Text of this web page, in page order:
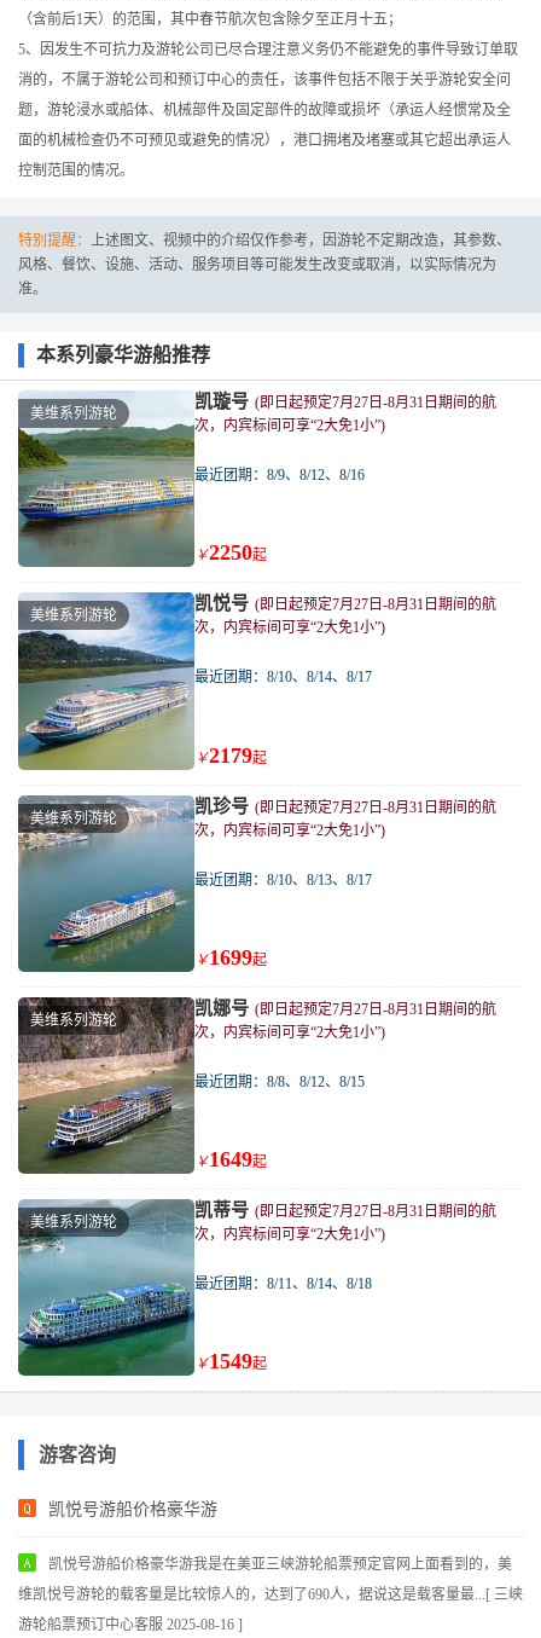
（含前后1天）的范围，其中春节航次包含除夕至正月十五；
5、因发生不可抗力及游轮公司已尽合理注意义务仍不能避免的事件导致订单取
消的，不属于游轮公司和预订中心的责任，该事件包括不限于关乎游轮安全问
题，游轮浸水或船体、机械部件及固定部件的故障或损坏（承运人经惯常及全
面的机械检查仍不可预见或避免的情况），港口拥堵及堵塞或其它超出承运人
控制范围的情况。
特别提醒： 上述图文、视频中的介绍仅作参考，因游轮不定期改造，其参数、
风格、餐饮、设施、活动、服务项目等可能发生改变或取消，以实际情况为
准。
本系列豪华游船推荐
美维系列游轮
凯璇号 (即日起预定7月27日-8月31日期间的航
次，内宾标间可享“2大免1小”)
最近团期：8/9、8/12、8/16
￥2250起
美维系列游轮
凯悦号 (即日起预定7月27日-8月31日期间的航
次，内宾标间可享“2大免1小”)
最近团期：8/10、8/14、8/17
￥2179起
美维系列游轮
凯珍号 (即日起预定7月27日-8月31日期间的航
次，内宾标间可享“2大免1小”)
最近团期：8/10、8/13、8/17
￥1699起
美维系列游轮
凯娜号 (即日起预定7月27日-8月31日期间的航
次，内宾标间可享“2大免1小”)
最近团期：8/8、8/12、8/15
￥1649起
美维系列游轮
凯蒂号 (即日起预定7月27日-8月31日期间的航
次，内宾标间可享“2大免1小”)
最近团期：8/11、8/14、8/18
￥1549起
游客咨询
凯悦号游船价格豪华游
凯悦号游船价格豪华游我是在美亚三峡游轮船票预定官网上面看到的，美
维凯悦号游轮的载客量是比较惊人的，达到了690人，据说这是载客量最...[ 三峡
游轮船票预订中心客服 2025-08-16 ]